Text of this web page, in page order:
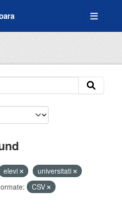
elevi
universitati
CSV